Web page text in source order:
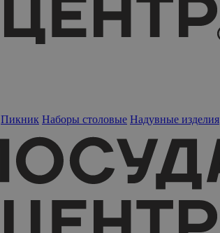
Пикник Наборы столовые Надувные изделия